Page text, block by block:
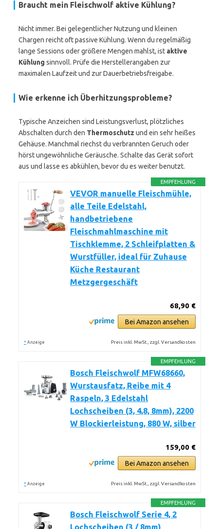
Braucht mein Fleischwolf aktive Kühlung?
Nicht immer. Bei gelegentlicher Nutzung und kleinen
Chargen reicht oft passive Kühlung. Wenn du regelmäßig
lange Sessions oder größere Mengen mahlst, ist aktive
Kühlung sinnvoll. Prüfe die Herstellerangaben zur
maximalen Laufzeit und zur Dauerbetriebsfreigabe.
Wie erkenne ich Überhitzungsprobleme?
Typische Anzeichen sind Leistungsverlust, plötzliches
Abschalten durch den Thermoschutz und ein sehr heißes
Gehäuse. Manchmal riechst du verbrannten Geruch oder
hörst ungewöhnliche Geräusche. Schalte das Gerät sofort
aus und lasse es abkühlen, bevor du es weiter benutzt.
EMPFEHLUNG
VEVOR manuelle Fleischmühle,
alle Teile Edelstahl,
handbetriebene
Fleischmahlmaschine mit
Tischklemme, 2 Schleifplatten &
Wurstfüller, ideal für Zuhause
Küche Restaurant
Metzgergeschäft
68,90 €
Bei Amazon ansehen
* Anzeige Preis inkl. MwSt., zzgl. Versandkosten
EMPFEHLUNG
Bosch Fleischwolf MFW68660,
Wurstausfatz, Reibe mit 4
Raspeln, 3 Edelstahl
Lochscheiben (3, 4,8, 8mm), 2200
W Blockierleistung, 880 W, silber
159,00 €
Bei Amazon ansehen
* Anzeige Preis inkl. MwSt., zzgl. Versandkosten
EMPFEHLUNG
Bosch Fleischwolf Serie 4, 2
Lochscheiben (3 / 8mm)